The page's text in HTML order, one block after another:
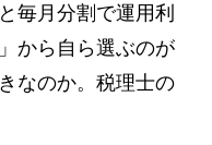
毎月分割で運用利
から自ら選ぶのが
なのか。税理士の